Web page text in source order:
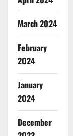
March 2024
February
2024
January
2024
December